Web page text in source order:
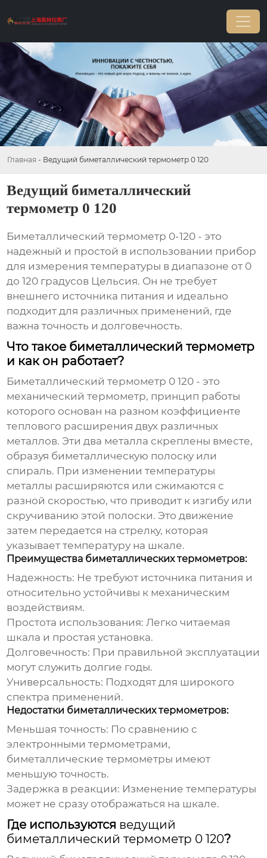
Главная - Ведущий биметаллический термометр 0 120
Ведущий биметаллический
термометр 0 120
Биметаллический термометр 0-120 - это
надежный и простой в использовании прибор
для измерения температуры в диапазоне от 0
до 120 градусов Цельсия. Он не требует
внешнего источника питания и идеально
подходит для различных применений, где
важна точность и долговечность.
Что такое биметаллический термометр
и как он работает?
Биметаллический термометр 0 120 - это
механический термометр, принцип работы
которого основан на разном коэффициенте
теплового расширения двух различных
металлов. Эти два металла скреплены вместе,
образуя биметаллическую полоску или
спираль. При изменении температуры
металлы расширяются или сжимаются с
разной скоростью, что приводит к изгибу или
скручиванию этой полоски. Это движение
затем передается на стрелку, которая
указывает температуру на шкале.
Преимущества биметаллических термометров:
Надежность: Не требуют источника питания и
относительно устойчивы к механическим
воздействиям.
Простота использования: Легко читаемая
шкала и простая установка.
Долговечность: При правильной эксплуатации
могут служить долгие годы.
Универсальность: Подходят для широкого
спектра применений.
Недостатки биметаллических термометров:
Меньшая точность: По сравнению с
электронными термометрами,
биметаллические термометры имеют
меньшую точность.
Задержка в реакции: Изменение температуры
может не сразу отображаться на шкале.
Где используются ведущий
биметаллический термометр 0 120?